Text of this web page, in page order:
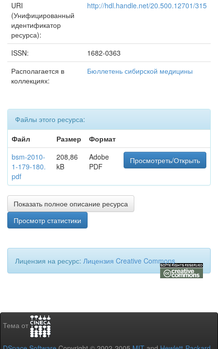
URI
(Унифицированный
идентификатор
ресурса):
http://hdl.handle.net/20.500.12701/315
ISSN:
1682-0363
Располагается в
коллекциях:
Бюллетень сибирской медицины
Файлы этого ресурса:
Файл
Размер
Формат
bsm-2010-
1-179-180.
pdf
208,86
kB
Adobe
PDF
Просмотреть/Открыть
Показать полное описание ресурса
Просмотр статистики
Лицензия на ресурс: Лицензия Creative Commons
Тема от